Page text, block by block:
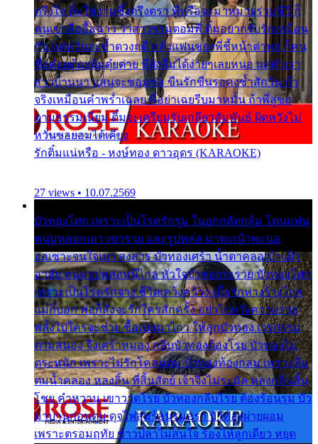
ตรึงใจ ติ๋มใช่งามซึ้งตรึงตรา พี่หรือจะมาหมายร่วมชีวี ก็
คนเขาลืออื้อฉาว ว่าสาวๆรุมตอมพี่ ติ๋มอยากรับรักเหมือน
กัน แต่หวั่นจะช้ำดวงฤดี กลัวแฟนของพี่ชี้หน้าด่าทอ ก็คน
ชื่อต๋อยต้อยตุ้มตุ๋ยต่าย พี่ยังลืมได้ง่ายๆเลยหนอ แค่ตัวเรา
สาวบ้านนา แสนจะซอมซ่อ ขืนรักขืนรอคงช้ำสักวัน ถ้า
จริงเหมือนคำพร่ำเฉลย พี่อย่าเฉยรีบมาหมั้น ถ้าพี่สู่ขอ
ตามธรรมเนียม ติ๋มจะเตรียมรับเกลียวสัมพันธ์ ผิดหวังไม่
หวั่นขอยอมได้เคียง
รักติ๋มแน่หรือ - หงษ์ทอง ดาวอุดร (KARAOKE)
27 views • 10.07.2569
บัวทองโศก เพราะเป็นโรครักรุม ในอกกลัดกลุ้ม โดนแฟน
หนุ่มหลอกเอา เขารวย และรูปหล่อ มาพะเน้าพะนอ
ออเซาะจนใจเบา สงสาร บัวทองเศร้า น้ำตาคลอเบ้า เฝ้า
อาลัย หนุ่มรูปหล่อหนีไกล หัวใจบัวทองระรวย บัวทองโศก
เพราะเป็นโรครักจาง ชีวิตเคว้งคว้าง เมื่อรักห่างร้างไกล
แม่ก็บอก พ่อก็สั่งจะรักใครสักครั้ง อย่าไปหวังความรวย
พลั้งไปใครจะช่วย ซื้อเปลมาไกว ให้ลูกบัวทอง เวรกรรม
ตามสนอง จึงเศร้าหมอง กลีบบัวทองต้องโรย บัวทองไม่
ตระหนัก เพราะไม่รักโคลนตม บัวทองท้องกลม เพราะลืม
ตมน้ำคลอง หลงลิ้น ที่สิ้นสัตย์ เจ้าจึงไม่ระมัด หลงกลิ่นลิ้น
โชย คำหวาน เขาวาดโรย บัวทองกลีบโรย ต้องร้อนรุม บัว
มาบานก่อนตูม ดุจไฟสุมร้อนรุมอุรา บัวทองผ่ายผอม
เพราะตรอมฤทัย ข้าวปลาไม่สนใจ ร้องไห้ลูกเดียว หยุด